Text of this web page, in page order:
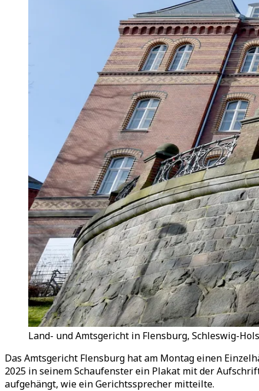
Land- und Amtsgericht in Flensburg, Schleswig-
Das Amtsgericht Flensburg hat am Montag einen
2025 in seinem Schaufenster ein Plakat mit der
aufgehängt, wie ein Gerichtssprecher mitteilte.